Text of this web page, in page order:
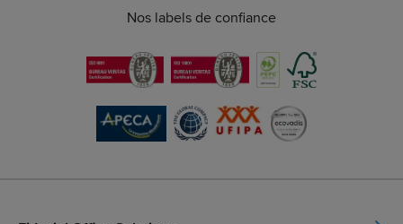
Nos labels de confiance